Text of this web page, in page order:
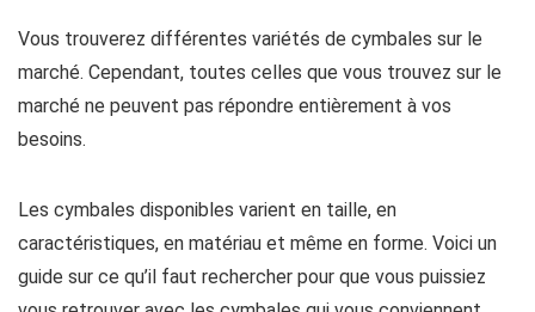
Vous trouverez différentes variétés de cymbales sur le
marché. Cependant, toutes celles que vous trouvez sur le
marché ne peuvent pas répondre entièrement à vos
besoins.
Les cymbales disponibles varient en taille, en
caractéristiques, en matériau et même en forme. Voici un
guide sur ce qu’il faut rechercher pour que vous puissiez